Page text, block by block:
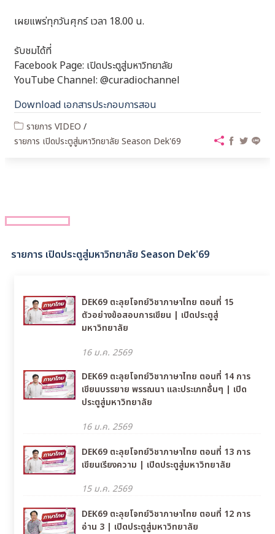
เผยแพร่ทุกวันศุกร์ เวลา 18.00 น.
รับชมได้ที่
Facebook Page: เปิดประตูสู่มหาวิทยาลัย
YouTube Channel: @curadiochannel
Download เอกสารประกอบการสอน
รายการ VIDEO /
รายการ เปิดประตูสู่มหาวิทยาลัย Season Dek'69
รายการ เปิดประตูสู่มหาวิทยาลัย Season Dek'69
DEK69 ตะลุยโจทย์วิชาภาษาไทย ตอนที่ 15
ตัวอย่างข้อสอบการเขียน | เปิดประตูสู่
มหาวิทยาลัย
16 ม.ค. 2569
DEK69 ตะลุยโจทย์วิชาภาษาไทย ตอนที่ 14 การ
เขียนบรรยาย พรรณนา และประเภทอื่นๆ | เปิด
ประตูสู่มหาวิทยาลัย
16 ม.ค. 2569
DEK69 ตะลุยโจทย์วิชาภาษาไทย ตอนที่ 13 การ
เขียนเรียงความ | เปิดประตูสู่มหาวิทยาลัย
15 ม.ค. 2569
DEK69 ตะลุยโจทย์วิชาภาษาไทย ตอนที่ 12 การ
อ่าน 3 | เปิดประตูสู่มหาวิทยาลัย